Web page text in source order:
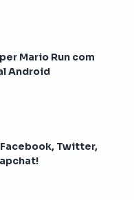
Mario Run com
Android
Twitter,